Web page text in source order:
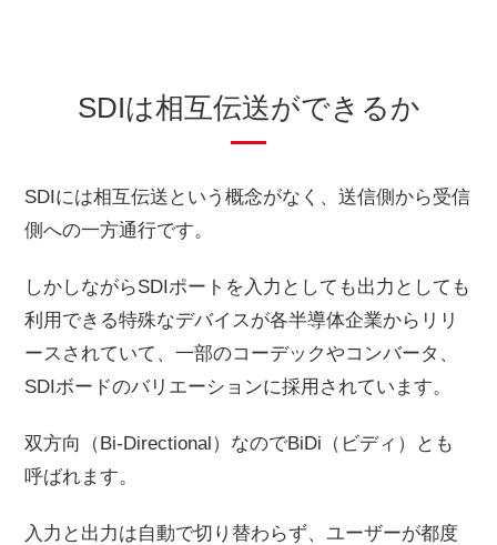
SDIは相互伝送ができるか
SDIには相互伝送という概念がなく、送信側から受信
側への一方通行です。
しかしながらSDIポートを入力としても出力としても
利用できる特殊なデバイスが各半導体企業からリリ
ースされていて、一部のコーデックやコンバータ、
SDIボードのバリエーションに採用されています。
双方向（Bi-Directional）なのでBiDi（ビディ）とも
呼ばれます。
入力と出力は自動で切り替わらず、ユーザーが都度